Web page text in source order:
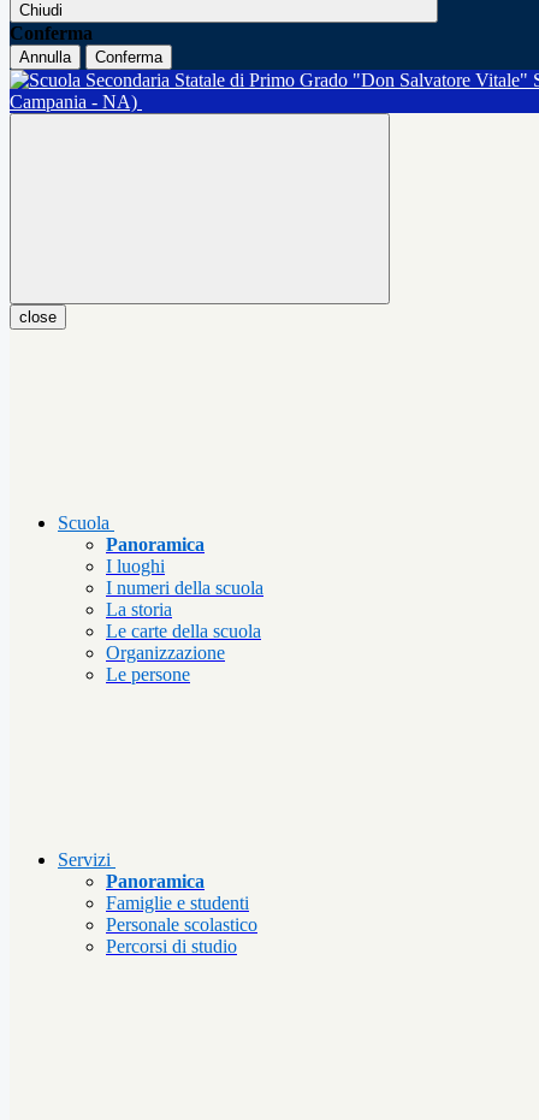
Chiudi
Conferma
Annulla Conferma
Campania - NA)
close
Scuola
Panoramica
I luoghi
I numeri della scuola
La storia
Le carte della scuola
Organizzazione
Le persone
Servizi
Panoramica
Famiglie e studenti
Personale scolastico
Percorsi di studio